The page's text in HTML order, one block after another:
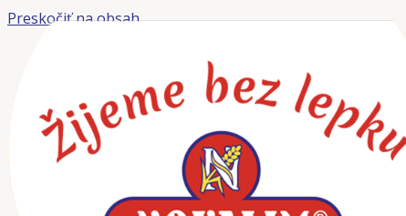
Preskočiť na obsah